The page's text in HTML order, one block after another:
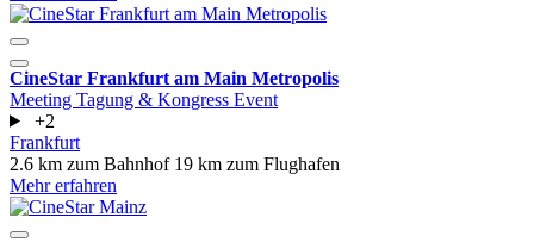
CineStar Frankfurt am Main Metropolis
Meeting Tagung & Kongress Event
+2
Frankfurt
2.6 km zum Bahnhof 19 km zum Flughafen
Mehr erfahren